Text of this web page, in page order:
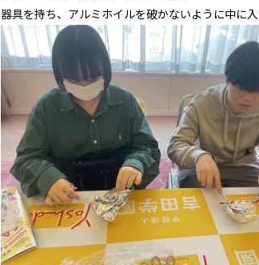
器具を持ち、アルミホイルを破かないように中に